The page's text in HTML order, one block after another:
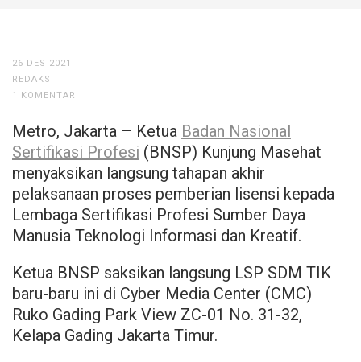
26 DES 2021
REDAKSI
1 KOMENTAR
Metro, Jakarta – Ketua Badan Nasional
Sertifikasi Profesi (BNSP) Kunjung Masehat
menyaksikan langsung tahapan akhir
pelaksanaan proses pemberian lisensi kepada
Lembaga Sertifikasi Profesi Sumber Daya
Manusia Teknologi Informasi dan Kreatif.
Ketua BNSP saksikan langsung LSP SDM TIK
baru-baru ini di Cyber Media Center (CMC)
Ruko Gading Park View ZC-01 No. 31-32,
Kelapa Gading Jakarta Timur.